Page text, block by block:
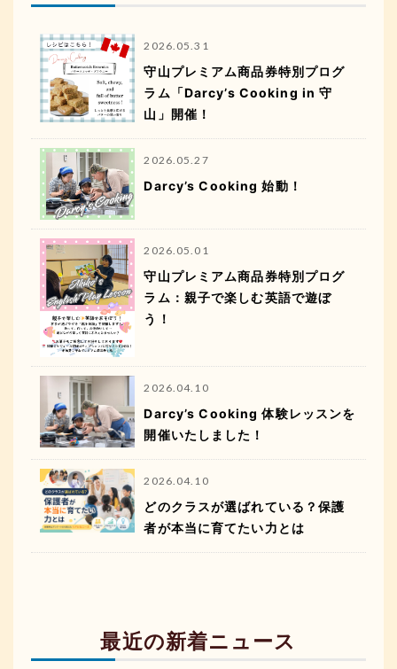
2026.05.31
守山プレミアム商品券特別プログ
ラム「Darcy’s Cooking in 守
山」開催！
2026.05.27
Darcy’s Cooking 始動！
2026.05.01
守山プレミアム商品券特別プログ
ラム：親子で楽しむ英語で遊ぼ
う！
2026.04.10
Darcy’s Cooking 体験レッスンを
開催いたしました！
2026.04.10
どのクラスが選ばれている？保護
者が本当に育てたい力とは
最近の新着ニュース